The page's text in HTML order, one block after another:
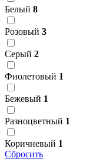
Белый 8
Розовый 3
Серый 2
Фиолетовый 1
Бежевый 1
Разноцветный 1
Коричневый 1
Сбросить